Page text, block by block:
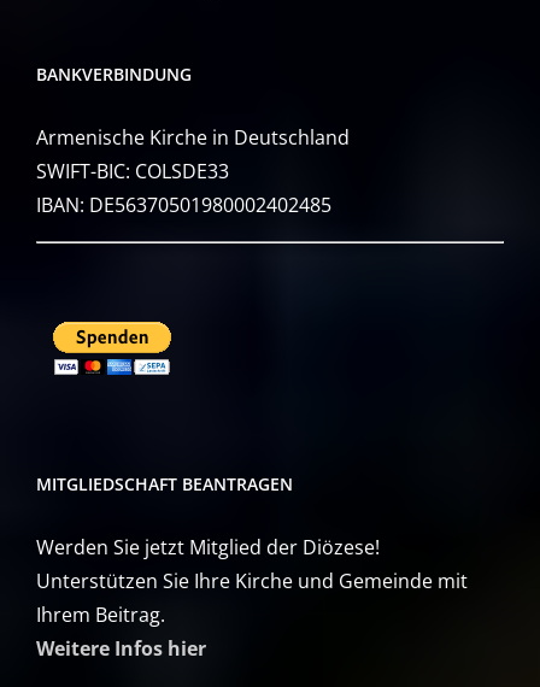
BANKVERBINDUNG
Armenische Kirche in Deutschland
SWIFT-BIC: COLSDE33
IBAN: DE56370501980002402485
MITGLIEDSCHAFT BEANTRAGEN
Werden Sie jetzt Mitglied der Diözese!
Unterstützen Sie Ihre Kirche und Gemeinde mit
Ihrem Beitrag.
Weitere Infos hier